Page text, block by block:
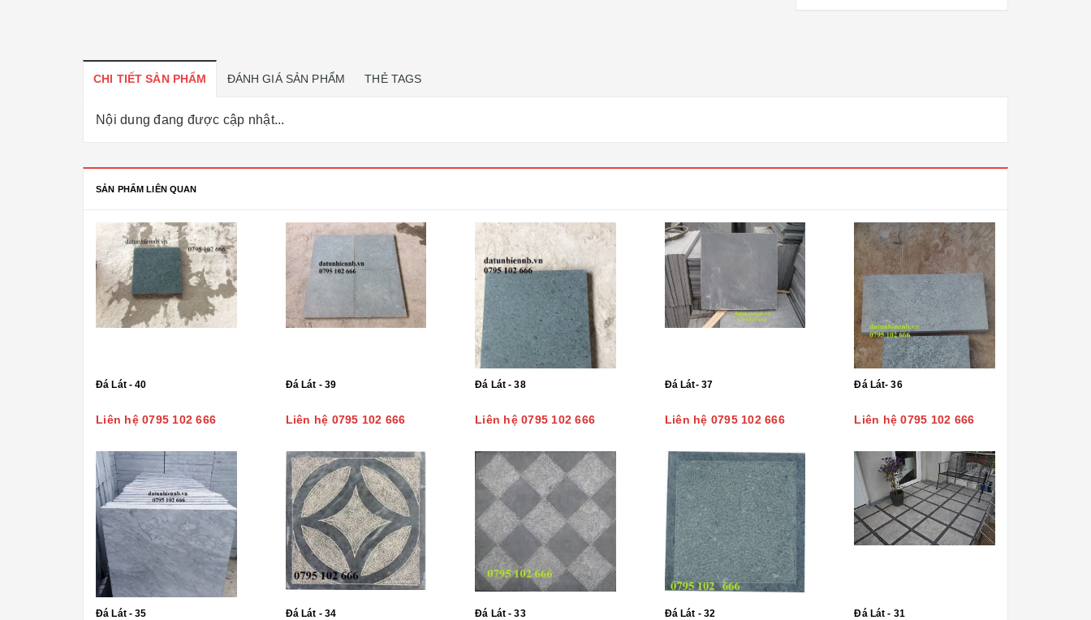
CHI TIẾT SẢN PHẨM ĐÁNH GIÁ SẢN PHẨM THẺ TAGS
Nội dung đang được cập nhật...
SẢN PHẨM LIÊN QUAN
Đá Lát - 40
Liên hệ 0795 102 666
Đá Lát - 39
Liên hệ 0795 102 666
Đá Lát - 38
Liên hệ 0795 102 666
Đá Lát- 37
Liên hệ 0795 102 666
Đá Lát- 36
Liên hệ 0795 102 666
Đá Lát - 35 Đá Lát - 34 Đá Lát - 33 Đá Lát - 32 Đá Lát - 31